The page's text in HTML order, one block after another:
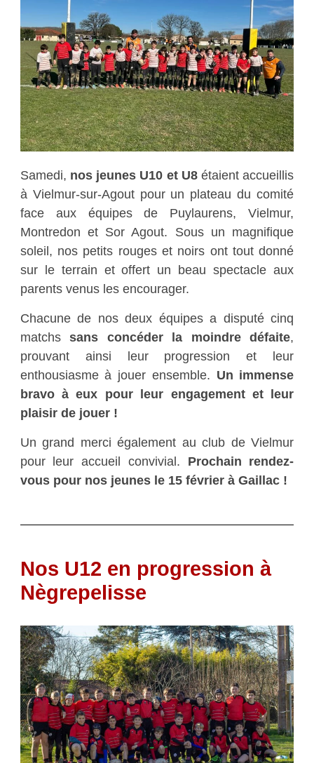
Samedi, nos jeunes U10 et U8étaient accueillis
à Vielmur-sur-Agout pour un plateau du comité
face aux équipes de Puylaurens, Vielmur,
Montredon et Sor Agout. Sous un magnifique
soleil, nos petits rouges et noirs ont tout donné
sur le terrain et offert un beau spectacle aux
parents venus les encourager.
Chacune de nos deux équipes a disputé cinq
matchssans concéder la moindre défaite,
prouvant ainsi leur progression et leur
enthousiasme à jouer ensemble. Un immense
bravo à eux pour leur engagement et leur
plaisir de jouer !
Un grand merci également au club de Vielmur
pour leur accueil convivial. Prochain rendez-
vous pour nos jeunes le 15 février à Gaillac !
Nos U12 en progression à
Nègrepelisse